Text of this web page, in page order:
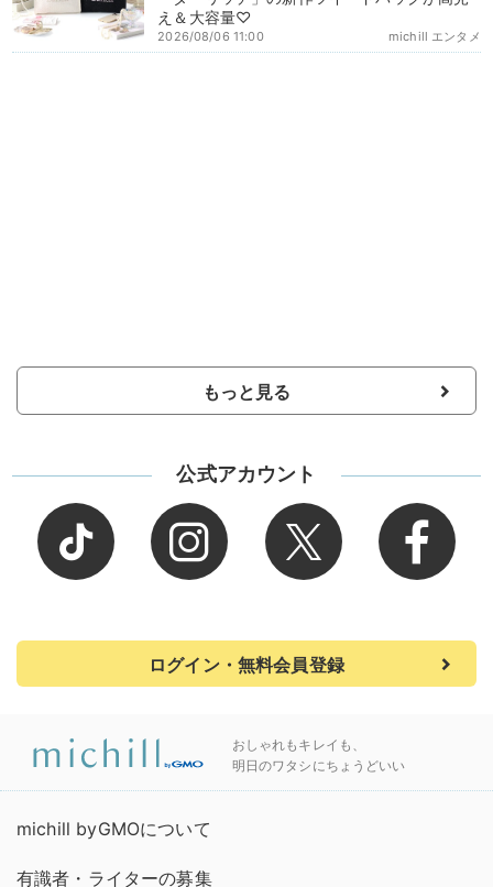
え＆大容量♡
michill エンタメ
2026/08/06 11:00
もっと見る
公式アカウント
ログイン・無料会員登録
おしゃれもキレイも、
明日のワタシにちょうどいい
michill byGMOについて
有識者・ライターの募集